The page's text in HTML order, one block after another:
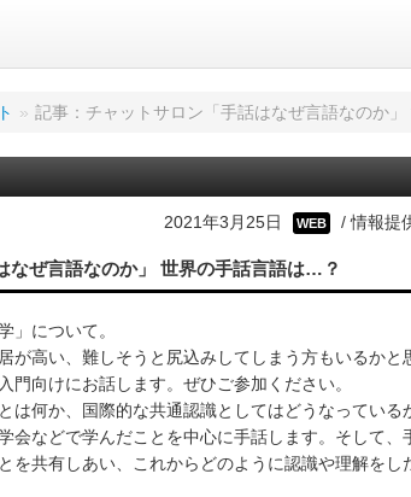
» 記事：チャットサロン「手話はなぜ言語なのか
2021年3月25日 WEB / 情報提
なぜ言語なのか」 世界の手話言語は…？
」について。
が高い、難しそうと尻込みしてしまう方もいるかと
門向けにお話します。ぜひご参加ください。
は何か、国際的な共通認識としてはどうなっている
会などで学んだことを中心に手話します。そして、
を共有しあい、これからどのように認識や理解をし